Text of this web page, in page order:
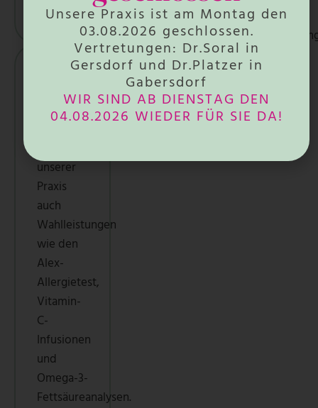
INFO
leistungen
Wir
unserer
Praxis
auch
Wahlleistungen
wie den
Alex-
Allergietest,
Vitamin-
C-
Infusionen
und
Omega-3-
Fettsäureanalysen.
telefonische
bei uns
möglich.
MEHR
INFO
Unsere Praxis ist am Montag den
03.08.2026 geschlossen.
Vertretungen: Dr.Soral in
Gersdorf und Dr.Platzer in
Gabersdorf
WIR SIND AB DIENSTAG DEN
04.08.2026 WIEDER FÜR SIE DA!